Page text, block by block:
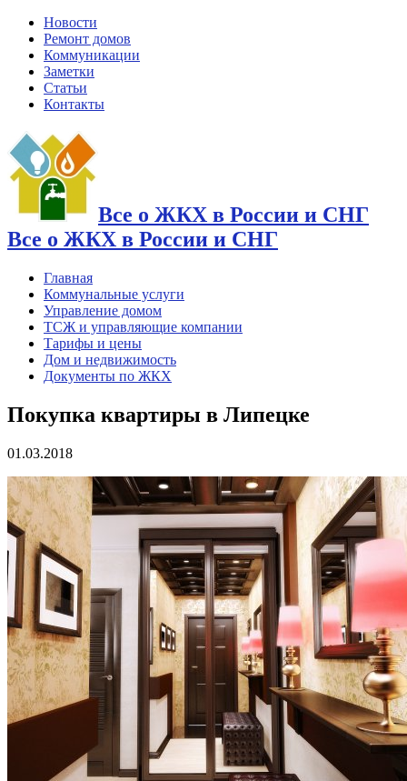
Новости
Ремонт домов
Коммуникации
Заметки
Статьи
Контакты
Все о ЖКХ в России и СНГ
Все о ЖКХ в России и СНГ
Главная
Коммунальные услуги
Управление домом
ТСЖ и управляющие компании
Тарифы и цены
Дом и недвижимость
Документы по ЖКХ
Покупка квартиры в Липецке
01.03.2018